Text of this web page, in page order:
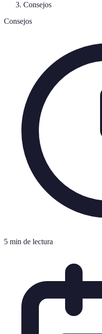
Consejos
Consejos
5 min de lectura